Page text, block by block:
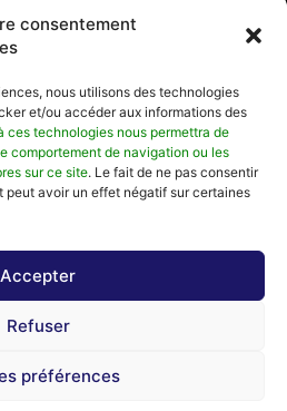
consentement
nous utilisons des technologies
et/ou accéder aux informations des
ces technologies nous permettra de
comportement de navigation ou les
sur ce site. Le fait de ne pas consentir
peut avoir un effet négatif sur certaines
Accepter
Refuser
préférences
Afrique
de Forbes Afrique et recevez
articles